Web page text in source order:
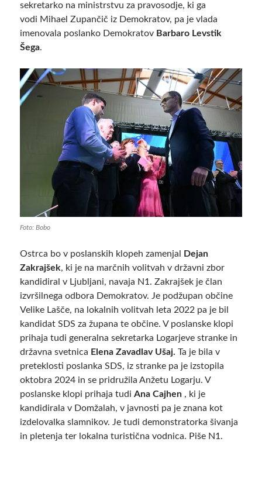
sekretarko na ministrstvu za pravosodje, ki ga
vodi Mihael Zupančič iz Demokratov, pa je vlada
imenovala poslanko Demokratov Barbaro Levstik
Šega.
Foto: Bobo
Ostrca bo v poslanskih klopeh zamenjal
Dejan
Zakrajšek, ki je na marčnih volitvah v državni zbor
kandidiral v Ljubljani, navaja N1. Zakrajšek je član
izvršilnega odbora Demokratov. Je podžupan občine
Velike Lašče, na lokalnih volitvah leta 2022 pa je bil
kandidat SDS za župana te občine. V poslanske klopi
prihaja tudi generalna sekretarka Logarjeve stranke in
državna svetnica Elena Zavadlav Ušaj. Ta je bila v
preteklosti poslanka SDS, iz stranke pa je izstopila
oktobra 2024 in se pridružila Anžetu Logarju. V
poslanske klopi prihaja tudi Ana Cajhen, ki je
kandidirala v Domžalah, v javnosti pa je znana kot
izdelovalka slamnikov. Je tudi demonstratorka šivanja
in pletenja ter lokalna turistična vodnica. Piše N1.